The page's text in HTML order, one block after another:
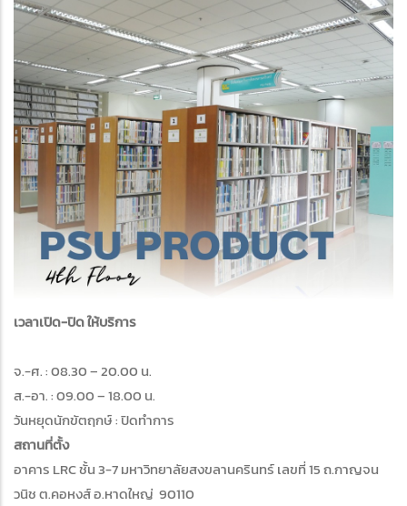
เวลาเปิด-ปิด ให้บริการ
จ.-ศ. : 08.30 – 20.00 น.
ส.-อา. : 09.00 – 18.00 น.
วันหยุดนักขัตฤกษ์ : ปิดทำการ
สถานที่ตั้ง
อาคาร LRC ชั้น 3-7 มหาวิทยาลัยสงขลานครินทร์ เลขที่ 15 ถ.กาญจน
วนิช ต.คอหงส์ อ.หาดใหญ่ 90110